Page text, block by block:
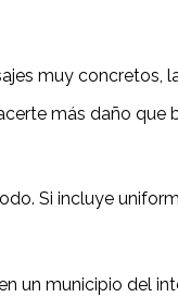
muy concretos,
más daño que
Si incluye
un municipio del